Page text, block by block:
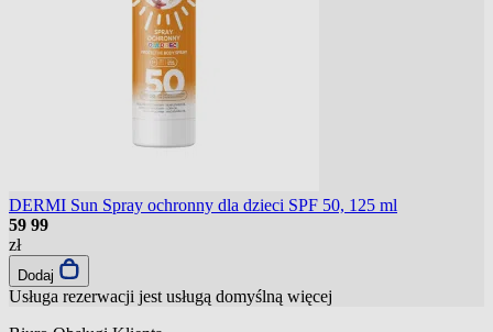
DERMI Sun Spray ochronny dla dzieci SPF 50, 125 ml
59 99
zł
Dodaj
Usługa rezerwacji jest usługą domyślną więcej